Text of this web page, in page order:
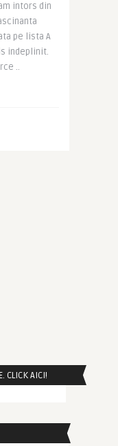
intors din
pe lista A
indeplinit.
..
CLICK AICI!